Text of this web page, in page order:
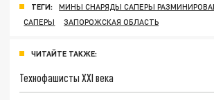
ТЕГИ: МИНЫ СНАРЯДЫ САПЕРЫ
САПЕРЫ
ЗАПОРОЖСКАЯ ОБЛАСТЬ
ЧИТАЙТЕ ТАКЖЕ:
Технофашисты XXI века